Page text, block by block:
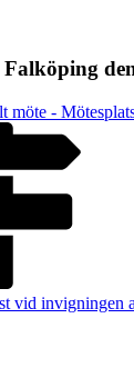
Falköping
möte -
vid invigningen